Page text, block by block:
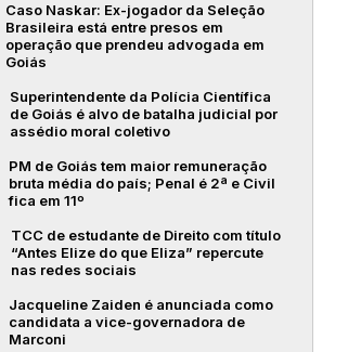
Caso Naskar: Ex-jogador da Seleção
Brasileira está entre presos em
operação que prendeu advogada em
Goiás
Superintendente da Polícia Científica
de Goiás é alvo de batalha judicial por
assédio moral coletivo
PM de Goiás tem maior remuneração
bruta média do país; Penal é 2ª e Civil
fica em 11º
TCC de estudante de Direito com título
“Antes Elize do que Eliza” repercute
nas redes sociais
Jacqueline Zaiden é anunciada como
candidata a vice-governadora de
Marconi